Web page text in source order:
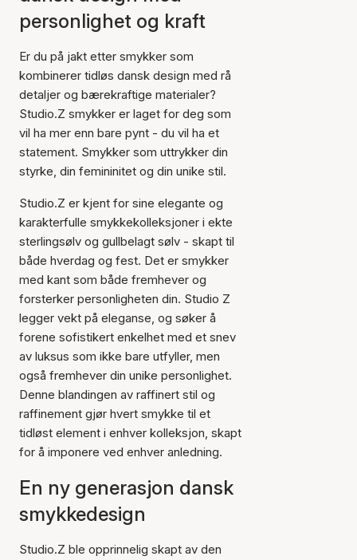
personlighet og kraft
Er du på jakt etter smykker som
kombinerer tidløs dansk design med rå
detaljer og bærekraftige materialer?
Studio.Z smykker er laget for deg som
vil ha mer enn bare pynt - du vil ha et
statement. Smykker som uttrykker din
styrke, din femininitet og din unike stil.
Studio.Z er kjent for sine elegante og
karakterfulle smykkekolleksjoner i ekte
sterlingsølv og gullbelagt sølv - skapt til
både hverdag og fest. Det er smykker
med kant som både fremhever og
forsterker personligheten din. Studio Z
legger vekt på eleganse, og søker å
forene sofistikert enkelhet med et snev
av luksus som ikke bare utfyller, men
også fremhever din unike personlighet.
Denne blandingen av raffinert stil og
raffinement gjør hvert smykke til et
tidløst element i enhver kolleksjon, skapt
for å imponere ved enhver anledning.
En ny generasjon dansk
smykkedesign
Studio.Z ble opprinnelig skapt av den